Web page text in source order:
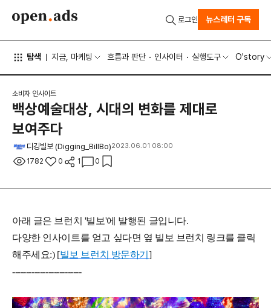
탐색 지금, 마케팅 흐름과 판단 인사이터 실행도구 O'story
로그인 뉴스레터 구독
소비자 인사이트
백상예술대상, 시대의 변화를 제대로
보여주다
디깅빌보 (Digging_BillBo)2023.06.01 08:00
1782 0 1 0
아래 글은 브런치 '빌보'에 발행된 글입니다.
다양한 인사이트를 얻고 싶다면 옆 빌보 브런치 링크를 클릭
해주세요:) [빌보 브런치 방문하기]
-------------------------